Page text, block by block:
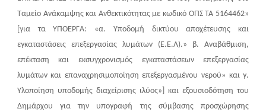
Ταμείο Ανάκαμψης και Ανθεκτικότητας με κωδικό ΟΠΣ ΤΑ 5164462»
[για τα ΥΠΟΕΡΓΑ: «α. Υποδομή δικτύου αποχέτευσης και
εγκαταστάσεις επεξεργασίας λυμάτων (Ε.Ε.Λ).» β. Αναβάθμιση,
επέκταση και εκσυγχρονισμός εγκαταστάσεων επεξεργασίας
λυμάτων και επαναχρησιμοποίηση επεξεργασμένου νερού» και γ.
Υλοποίηση υποδομής διαχείρισης ιλύος»] και εξουσιοδότηση του
Δημάρχου για την υπογραφή της σύμβασης προσχώρησης